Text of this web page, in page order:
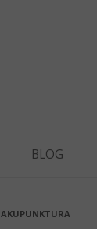
BLOG
AKUPUNKTURA